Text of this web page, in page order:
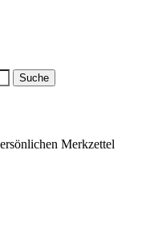
Merkzettel